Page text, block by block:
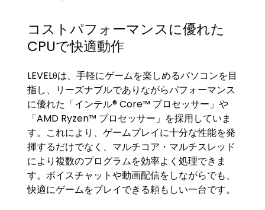
コストパフォーマンスに優れた
CPUで快適動作
LEVELθは、手軽にゲームを楽しめるパソコンを目
指し、リーズナブルでありながらパフォーマンス
に優れた「インテル® Core™ プロセッサー」や
「AMD Ryzen™ プロセッサー」を採用していま
す。これにより、ゲームプレイに十分な性能を発
揮するだけでなく、マルチコア・マルチスレッド
により複数のプログラムを効率よく処理できま
す。ボイスチャットや動画配信をしながらでも、
快適にゲームをプレイできる頼もしい一台です。